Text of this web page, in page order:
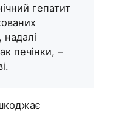
гепатит
надалі
печінки, –